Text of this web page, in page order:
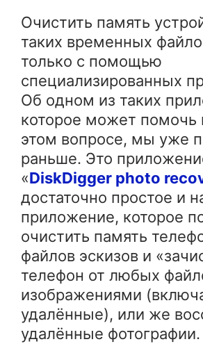
Очистить память
таких временных
только с помощью
специализированных
Об одном из таких
которое может помочь
этом вопросе, мы уже
раньше. Это
«DiskDigger photo
достаточно простое и
приложение, которое
очистить память
файлов эскизов и
телефон от любых
изображениями
удалённые), или же
удалённые фотографии.